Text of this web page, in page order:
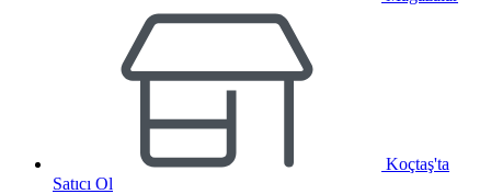
Koçtaş'ta
Satıcı Ol